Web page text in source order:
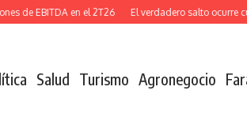
EBITDA en el 2T26 El verdadero salto ocurre
Salud Turismo Agronegocio